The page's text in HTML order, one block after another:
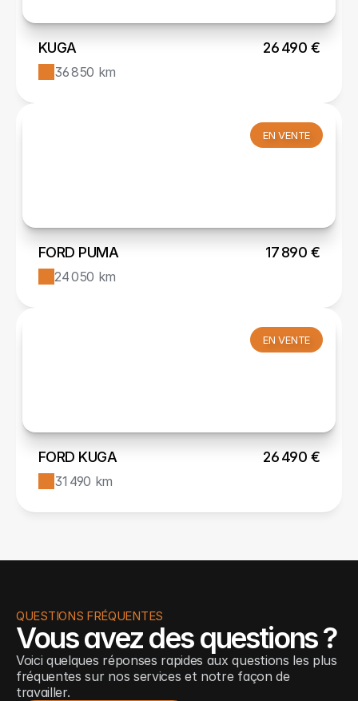
KUGA 26 490 €
36 850 km
EN VENTE
FORD PUMA 17 890 €
24 050 km
EN VENTE
FORD KUGA 26 490 €
31 490 km
QUESTIONS FRÉQUENTES
Vous avez des questions ?
Voici quelques réponses rapides aux questions les plus
fréquentes sur nos services et notre façon de
travailler.